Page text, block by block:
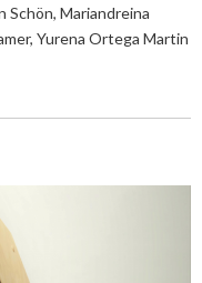
Schön, Mariandreina
, Yurena Ortega Martin